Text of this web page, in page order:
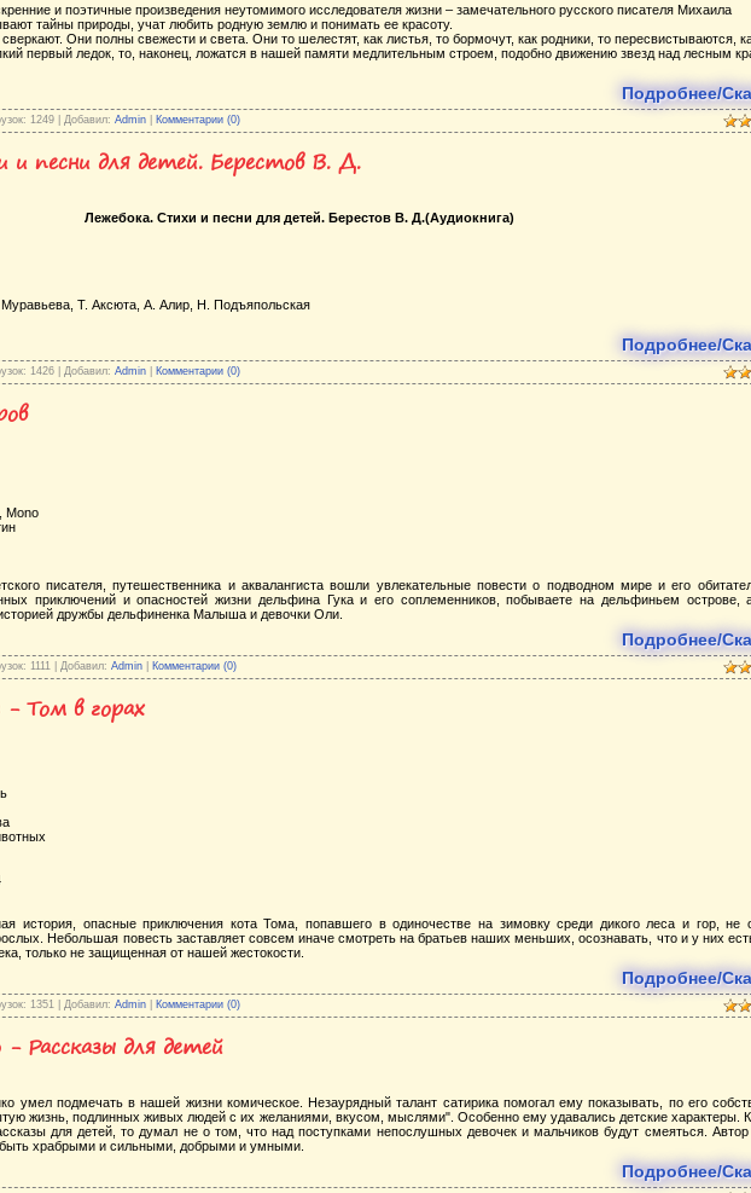
и поэтичные произведения неутомимого исследователя жизни – замечательного русского писателя Михаила
тайны природы, учат любить родную землю и понимать ее красоту.
Они полны свежести и света. Они то шелестят, как листья, то бормочут, как родники, то пересвистываются,
первый ледок, то, наконец, ложатся в нашей памяти медлительным строем, подобно движению звезд над лесным
Подробнее/
1249 | Добавил: Admin Комментарии (0)
и песни для детей. Берестов В. Д.
Лежебока. Стихи и песни для детей. Берестов В. Д.(Аудиокнига)
Т. Аксюта, А. Алир, Н. Подъяпольская
Подробнее/
1426 | Добавил: Admin Комментарии (0)
Mono
писателя, путешественника и аквалангиста вошли увлекательные повести о подводном мире и его
приключений и опасностей жизни дельфина Гука и его соплеменников, побываете на дельфиньем острове,
дружбы дельфиненка Малыша и девочки Оли.
Подробнее/
1111 | Добавил: Admin Комментарии (0)
- Том в горах
история, опасные приключения кота Тома, попавшего в одиночестве на зимовку среди дикого леса и гор, не
Небольшая повесть заставляет совсем иначе смотреть на братьев наших меньших, осознавать, что и у них
только не защищенная от нашей жестокости.
Подробнее/
1351 | Добавил: Admin Комментарии (0)
Рассказы для детей
умел подмечать в нашей жизни комическое. Незаурядный талант сатирика помогал ему показывать, по его
жизнь, подлинных живых людей с их желаниями, вкусом, мыслями". Особенно ему удавались детские характеры.
для детей, то думал не о том, что над поступками непослушных девочек и мальчиков будут смеяться. Автор
храбрыми и сильными, добрыми и умными.
Подробнее/